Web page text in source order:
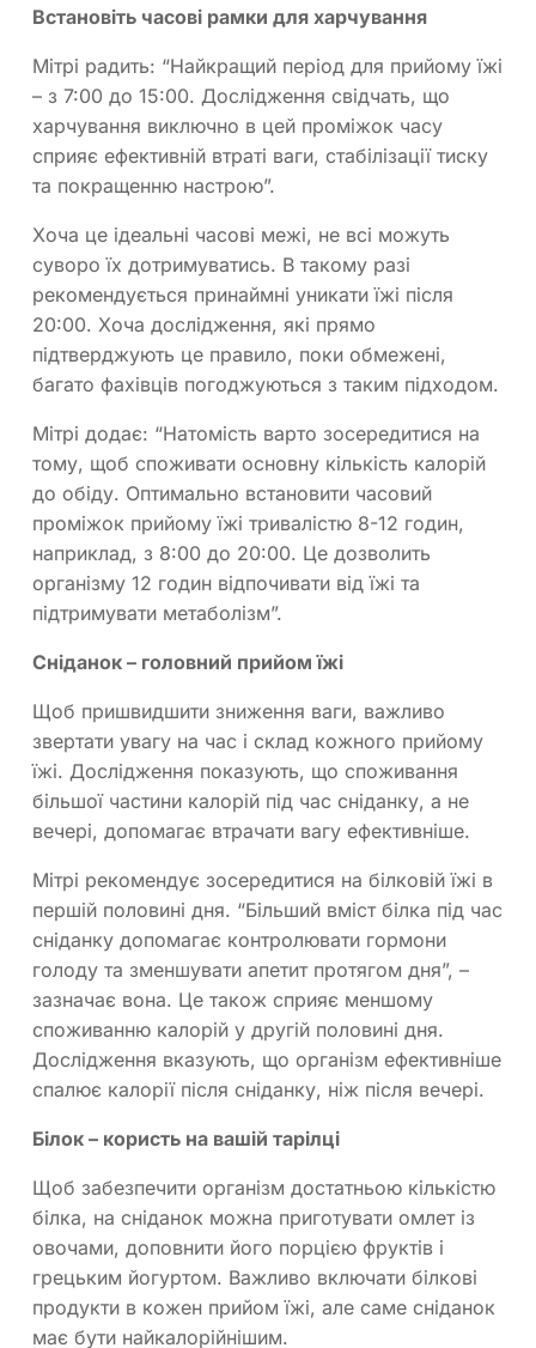
Встановіть часові рамки для харчування
Мітрі радить: “Найкращий період для прийому їжі
– з 7:00 до 15:00. Дослідження свідчать, що
харчування виключно в цей проміжок часу
сприяє ефективній втраті ваги, стабілізації тиску
та покращенню настрою”.
Хоча це ідеальні часові межі, не всі можуть
суворо їх дотримуватись. В такому разі
рекомендується принаймні уникати їжі після
20:00. Хоча дослідження, які прямо
підтверджують це правило, поки обмежені,
багато фахівців погоджуються з таким підходом.
Мітрі додає: “Натомість варто зосередитися на
тому, щоб споживати основну кількість калорій
до обіду. Оптимально встановити часовий
проміжок прийому їжі тривалістю 8-12 годин,
наприклад, з 8:00 до 20:00. Це дозволить
організму 12 годин відпочивати від їжі та
підтримувати метаболізм”.
Сніданок – головний прийом їжі
Щоб пришвидшити зниження ваги, важливо
звертати увагу на час і склад кожного прийому
їжі. Дослідження показують, що споживання
більшої частини калорій під час сніданку, а не
вечері, допомагає втрачати вагу ефективніше.
Мітрі рекомендує зосередитися на білковій їжі в
першій половині дня. “Більший вміст білка під час
сніданку допомагає контролювати гормони
голоду та зменшувати апетит протягом дня”, –
зазначає вона. Це також сприяє меншому
споживанню калорій у другій половині дня.
Дослідження вказують, що організм ефективніше
спалює калорії після сніданку, ніж після вечері.
Білок – користь на вашій тарілці
Щоб забезпечити організм достатньою кількістю
білка, на сніданок можна приготувати омлет із
овочами, доповнити його порцією фруктів і
грецьким йогуртом. Важливо включати білкові
продукти в кожен прийом їжі, але саме сніданок
має бути найкалорійнішим.